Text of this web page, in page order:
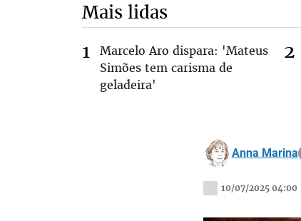
Mais lidas
Marcelo Aro dispara: 'Mateus
Simões tem carisma de
geladeira'
Anna Marina
10/07/2025 04:00